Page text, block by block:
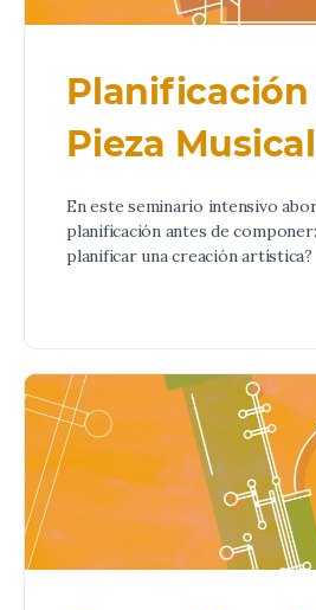
Planificación
Pieza Musical
En este seminario intensivo
planificación antes de
planificar una creación artística?